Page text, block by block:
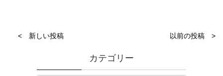
< 新しい投稿 以前の投稿 >
カテゴリー